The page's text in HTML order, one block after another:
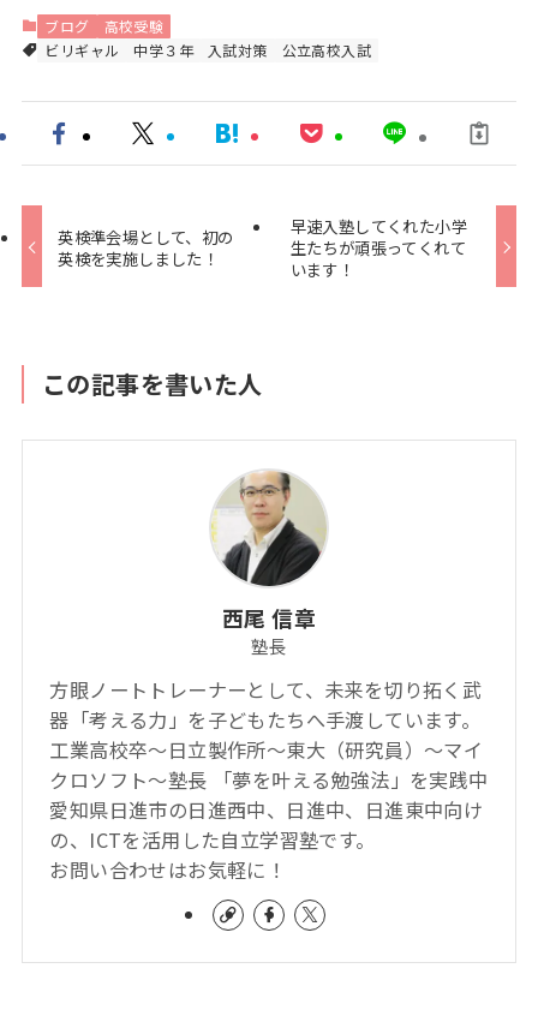
ブログ
高校受験
ビリギャル
中学３年 入試対策 公立高校入試
英検準会場として、初の
英検を実施しました！
早速入塾してくれた小学
生たちが頑張ってくれて
います！
この記事を書いた人
西尾 信章
塾長
方眼ノートトレーナーとして、未来を切り拓く武
器「考える力」を子どもたちへ手渡しています。
工業高校卒～日立製作所～東大（研究員）～マイ
クロソフト～塾長 「夢を叶える勉強法」を実践中
愛知県日進市の日進西中、日進中、日進東中向け
の、ICTを活用した自立学習塾です。
お問い合わせはお気軽に！